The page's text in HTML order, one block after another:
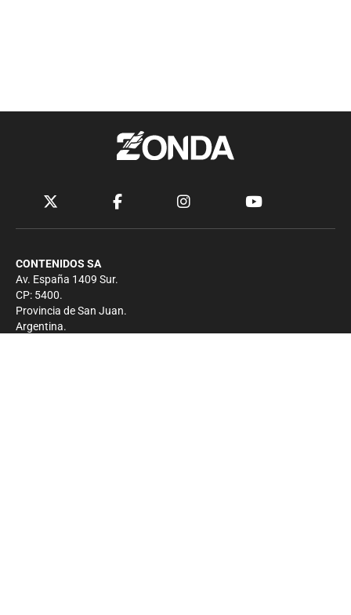
CONTENIDOS SA
Av. España 1409 Sur.
CP: 5400.
Provincia de San Juan.
Argentina.